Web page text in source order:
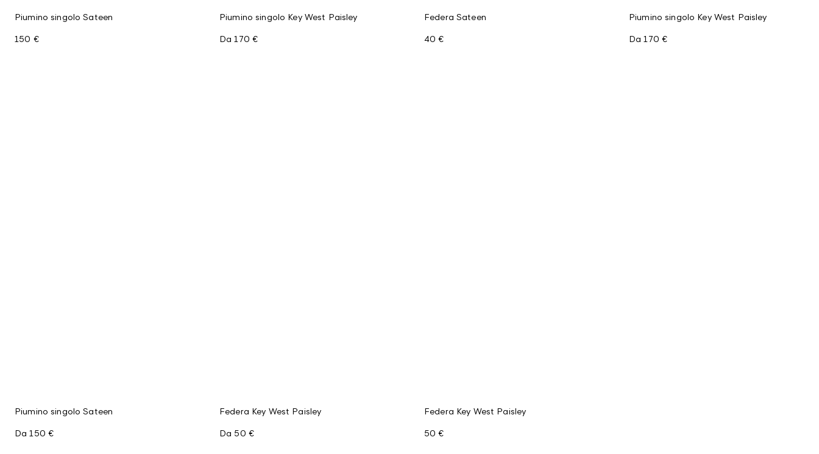
Piumino singolo Sateen
150 €
Piumino singolo Key West Paisley
Da 170 €
Federa Sateen
40 €
Piumino singolo Key West Paisley
Da 170 €
Piumino singolo Sateen
Da 150 €
Federa Key West Paisley
Da 50 €
Federa Key West Paisley
50 €